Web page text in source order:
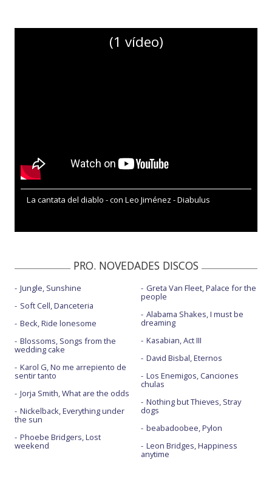
(1 vídeo)
La cantata del diablo - con Leo Jiménez - Diabulus
PRO. NOVEDADES DISCOS
Jungle, Sunshine
Soft Cell, Danceteria
Beck, Ride lonesome
Blossoms, Songs from the
wedding cake
Karol G, No me arrepiento de
sentir tanto
Jorja Smith, What are the odds
Nickelback, Everything under
the sun
Phoebe Bridgers, Lost
weekend
Greta Van Fleet, Palace for the
people
Alabama Shakes, I must be
dreaming
Kasabian, Act III
David Bisbal, Eternos
Los Enemigos, Canciones
chulas
Nothing but Thieves, Stray
dogs
beabadoobee, Pylon
Leon Bridges, Happiness
anytime